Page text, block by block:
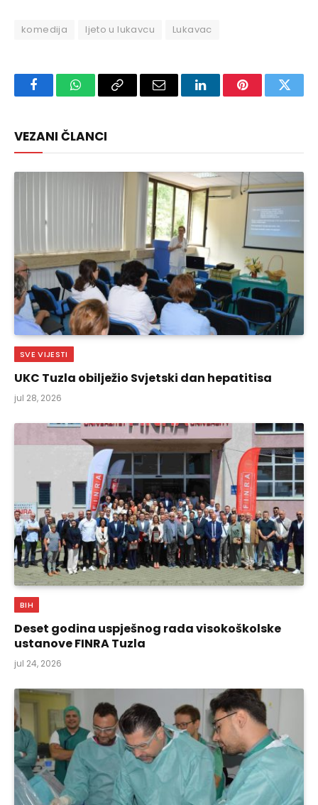
komedija ljeto u lukavcu Lukavac
FacebookWhatsAppCopy
Email LinkedInPinterest
VEZANI ČLANCI
SVE VIJESTI
UKC Tuzla obilježio Svjetski dan hepatitisa
jul 28, 2026
BIH
Deset godina uspješnog rada visokoškolske
ustanove FINRA Tuzla
jul 24, 2026